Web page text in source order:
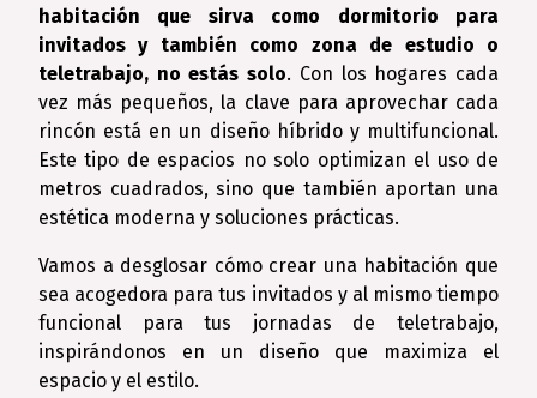
habitación que sirva como dormitorio para
invitados y también como zona de estudio o
teletrabajo, no estás solo. Con los hogares cada
vez más pequeños, la clave para aprovechar cada
rincón está en un diseño híbrido y multifuncional.
Este tipo de espacios no solo optimizan el uso de
metros cuadrados, sino que también aportan una
estética moderna y soluciones prácticas.
Vamos a desglosar cómo crear una habitación que
sea acogedora para tus invitados y al mismo tiempo
funcional para tus jornadas de teletrabajo,
inspirándonos en un diseño que maximiza el
espacio y el estilo.